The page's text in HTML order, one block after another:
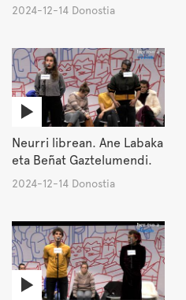
2024-12-14 Donostia
Neurri librean. Ane Labaka
eta Beñat Gaztelumendi.
2024-12-14 Donostia